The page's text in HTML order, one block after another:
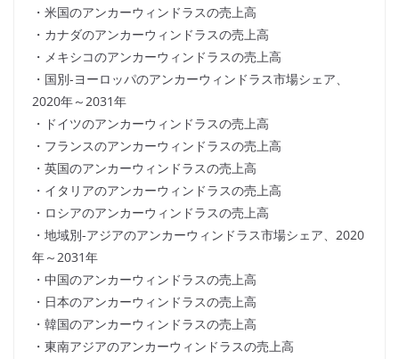
・米国のアンカーウィンドラスの売上高
・カナダのアンカーウィンドラスの売上高
・メキシコのアンカーウィンドラスの売上高
・国別-ヨーロッパのアンカーウィンドラス市場シェア、
2020年～2031年
・ドイツのアンカーウィンドラスの売上高
・フランスのアンカーウィンドラスの売上高
・英国のアンカーウィンドラスの売上高
・イタリアのアンカーウィンドラスの売上高
・ロシアのアンカーウィンドラスの売上高
・地域別-アジアのアンカーウィンドラス市場シェア、2020
年～2031年
・中国のアンカーウィンドラスの売上高
・日本のアンカーウィンドラスの売上高
・韓国のアンカーウィンドラスの売上高
・東南アジアのアンカーウィンドラスの売上高